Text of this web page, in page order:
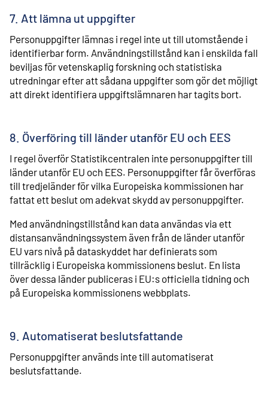
7. Att lämna ut uppgifter
Personuppgifter lämnas i regel inte ut till utomstående i
identifierbar form. Användningstillstånd kan i enskilda fall
beviljas för vetenskaplig forskning och statistiska
utredningar efter att sådana uppgifter som gör det möjligt
att direkt identifiera uppgiftslämnaren har tagits bort.
8. Överföring till länder utanför EU och EES
I regel överför Statistikcentralen inte personuppgifter till
länder utanför EU och EES. Personuppgifter får överföras
till tredjeländer för vilka Europeiska kommissionen har
fattat ett beslut om adekvat skydd av personuppgifter.
Med användningstillstånd kan data användas via ett
distansanvändningssystem även från de länder utanför
EU vars nivå på dataskyddet har definierats som
tillräcklig i Europeiska kommissionens beslut. En lista
över dessa länder publiceras i EU:s officiella tidning och
på Europeiska kommissionens webbplats.
9. Automatiserat beslutsfattande
Personuppgifter används inte till automatiserat
beslutsfattande.